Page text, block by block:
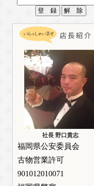
社長 野口貴志
福岡県公安委員会
古物営業許可
901012010071